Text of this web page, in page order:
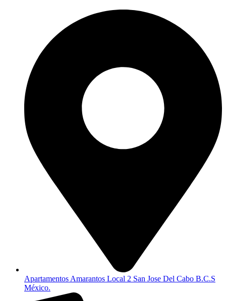
Apartamentos Amarantos Local 2 San Jose Del Cabo B.C.S
México.